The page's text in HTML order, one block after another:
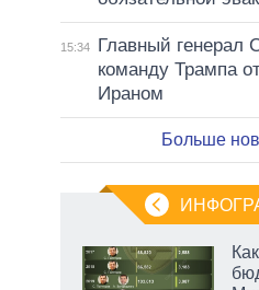
15:34
Главный генерал
команду Трампа
Ираном
Больше